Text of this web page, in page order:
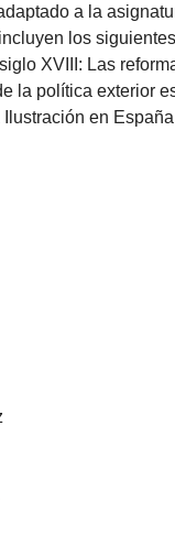
a la
los
XVIII: Las
la política exterior
en España